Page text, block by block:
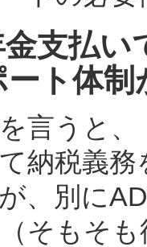
金支払
ト体制
言うと、
納税義
、別に
そもそ